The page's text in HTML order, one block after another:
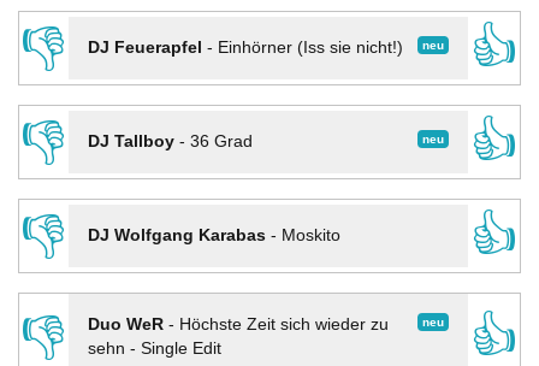
👎
neu
DJ Feuerapfel - Einhörner (Iss sie nicht!)
👍
👎
neu
DJ Tallboy- 36 Grad
👍
👎
DJ Wolfgang Karabas- Moskito
👍
👎
neu
Duo WeR- Höchste Zeit sich wieder zu
sehn - Single Edit
👍